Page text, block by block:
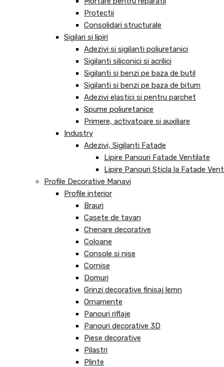
Protectii
Consolidari structurale
Sigilari si lipiri
Adezivi si sigilanti poliuretanici
Sigilanti siliconici si acrilici
Sigilanti si benzi pe baza de butil
Sigilanti si benzi pe baza de bitum
Adezivi elastici si pentru parchet
Spume poliuretanice
Primere, activatoare si auxiliare
Industry
Adezivi, Sigilanti Fatade
Lipire Panouri Fatade Ventilate
Lipire Panouri Sticla la Fatade
Profile Decorative Manavi
Profile interior
Brauri
Casete de tavan
Chenare decorative
Coloane
Console si nise
Cornise
Domuri
Grinzi decorative finisaj lemn
Ornamente
Panouri riflaje
Panouri decorative 3D
Piese decorative
Pilastri
Plinte